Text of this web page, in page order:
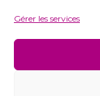
Gérer les services
© 2026